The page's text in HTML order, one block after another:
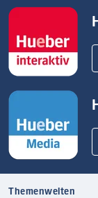
Themenwelten